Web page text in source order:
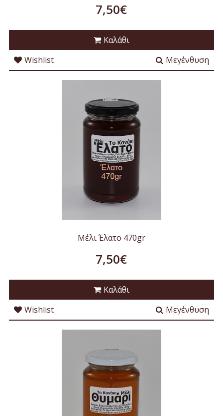
7,50€
Καλάθι
Wishlist
Μεγένθυση
Μέλι Έλατο 470gr
7,50€
Καλάθι
Wishlist
Μεγένθυση